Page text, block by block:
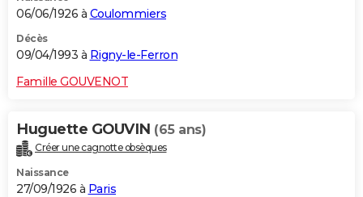
06/06/1926 à Coulommiers
Décès
09/04/1993 à Rigny-le-Ferron
Famille GOUVENOT
Huguette GOUVIN (65 ans)
Créer une cagnotte obsèques
Naissance
27/09/1926 à Paris